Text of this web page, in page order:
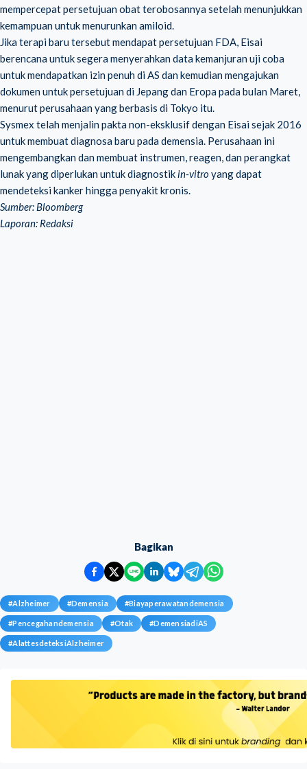
mempercepat persetujuan obat terobosannya setelah menunjukkan
kemampuan untuk menurunkan amiloid.
Jika terapi baru tersebut mendapat persetujuan FDA, Eisai
berencana untuk segera menyerahkan data kemanjuran uji coba
untuk mendapatkan izin penuh di AS dan kemudian mengajukan
dokumen untuk persetujuan di Jepang dan Eropa pada bulan Maret,
menurut perusahaan yang berbasis di Tokyo itu.
Sysmex telah menjalin pakta non-eksklusif dengan Eisai sejak 2016
untuk membuat diagnosa baru pada demensia. Perusahaan ini
mengembangkan dan membuat instrumen, reagen, dan perangkat
lunak yang diperlukan untuk diagnostikin-vitroyang dapat
mendeteksi kanker hingga penyakit kronis.
Sumber: Bloomberg
Laporan: Redaksi
Bagikan
#Alzheimer #Demensia #Biayaperawatandemensia
#Pencegahandemensia #Otak #DemensiadiAS
#AlattesdeteksiAlzheimer